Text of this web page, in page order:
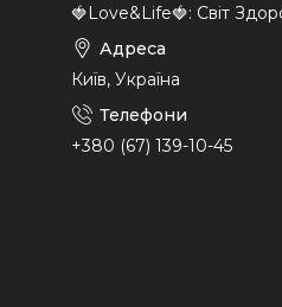
🍓Love&Life🍓: Світ
Київ, Україна
+380 (67) 139-10-45